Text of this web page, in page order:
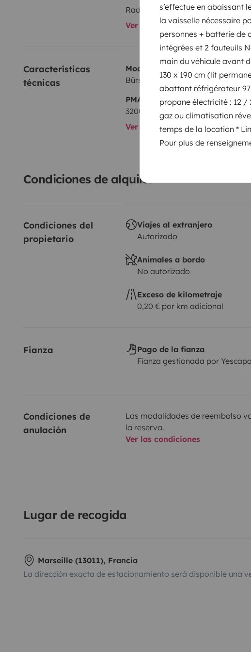
s’effectue en abaissant
la vaisselle nécessaire
personnes + batterie de
intégrées et 2 fauteuils
main du véhicule avant
130 x 190 cm (lit
abattant réfrigérateur 97
propane électricité : 12
gaz ou climatisation
temps de la location *
Pour plus de
Radio
Ver todos los equipamientos
Características
técnicas
Modelo
Bürstner Fiat
PMA:
3200 kg
Ver todas las características
Condiciones de alquiler
Condiciones del
propietario
Viajes al extranjero
Autorizado
Animales a bordo
No autorizado
Exceso de kilometraje
0,20 € por km adicional
Fianza
Pago de la fianza
Fianza gestionada por Yescapa
Condiciones de
anulación
Las modalidades de reembolso
la reserva.
Ver las condiciones
Lugar de recogida
Marseille (13011), Francia
La dirección exacta de estacionamiento será disponible una